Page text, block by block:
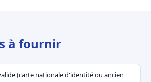
à fournir
(carte nationale d'identité ou ancien